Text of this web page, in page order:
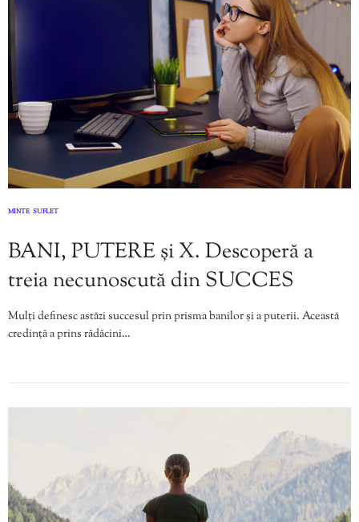
MINTE SUFLET
BANI, PUTERE și X. Descoperă a
treia necunoscută din SUCCES
Mulți definesc astăzi succesul prin prisma banilor și a puterii. Această
credință a prins rădăcini…